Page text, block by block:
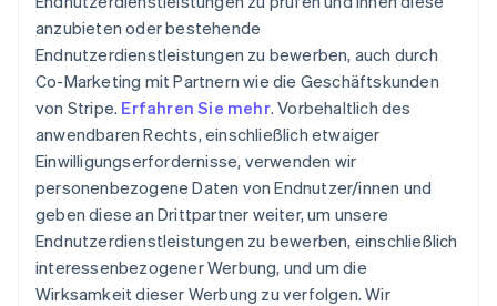
anzubieten oder bestehende
Endnutzerdienstleistungen zu bewerben, auch durch
Co-Marketing mit Partnern wie die Geschäftskunden
von Stripe. Erfahren Sie mehr. Vorbehaltlich des
anwendbaren Rechts, einschließlich etwaiger
Einwilligungserfordernisse, verwenden wir
personenbezogene Daten von Endnutzer/innen und
geben diese an Drittpartner weiter, um unsere
Endnutzerdienstleistungen zu bewerben, einschließlich
interessenbezogener Werbung, und um die
Wirksamkeit dieser Werbung zu verfolgen. Wir